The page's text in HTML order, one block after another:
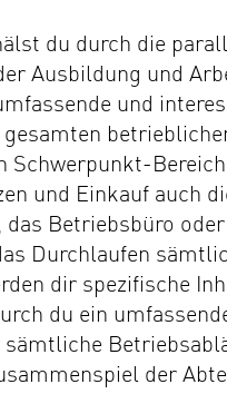
du durch die
Ausbildung und
und
Schwerpunkt-
und Einkauf auch
das Betriebsbüro oder
Durchlaufen
dir spezifische
du ein
sämtliche
der